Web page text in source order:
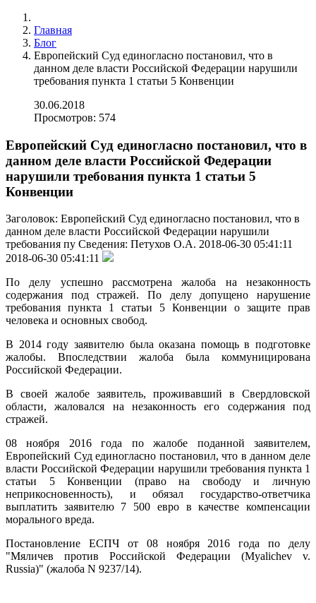
Главная
Блог
Европейский Суд единогласно постановил, что в
данном деле власти Российской Федерации нарушили
требования пункта 1 статьи 5 Конвенции
30.06.2018
Просмотров: 574
Европейский Суд единогласно постановил, что в
данном деле власти Российской Федерации
нарушили требования пункта 1 статьи 5
Конвенции
Заголовок: Европейский Суд единогласно постановил, что в
данном деле власти Российской Федерации нарушили
требования пу Сведения: Петухов О.А. 2018-06-30 05:41:11
2018-06-30 05:41:11
По делу успешно рассмотрена жалоба на незаконность
содержания под стражей. По делу допущено нарушение
требования пункта 1 статьи 5 Конвенции о защите прав
человека и основных свобод.
В 2014 году заявителю была оказана помощь в подготовке
жалобы. Впоследствии жалоба была коммуницирована
Российской Федерации.
В своей жалобе заявитель, проживавший в Свердловской
области, жаловался на незаконность его содержания под
стражей.
08 ноября 2016 года по жалобе поданной заявителем,
Европейский Суд единогласно постановил, что в данном деле
власти Российской Федерации нарушили требования пункта 1
статьи 5 Конвенции (право на свободу и личную
неприкосновенность), и обязал государство-ответчика
выплатить заявителю 7 500 евро в качестве компенсации
морального вреда.
Постановление ЕСПЧ от 08 ноября 2016 года по делу
"Мяличев против Российской Федерации (Myalichev v.
Russia)" (жалоба N 9237/14).